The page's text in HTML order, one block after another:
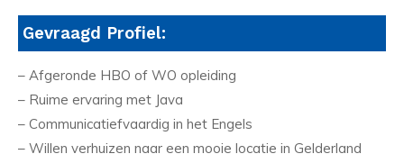
Gevraagd Profiel:
– Afgeronde HBO of WO opleiding
– Ruime ervaring met Java
– Communicatiefvaardig in het Engels
– Willen verhuizen naar een mooie locatie in Gelderland